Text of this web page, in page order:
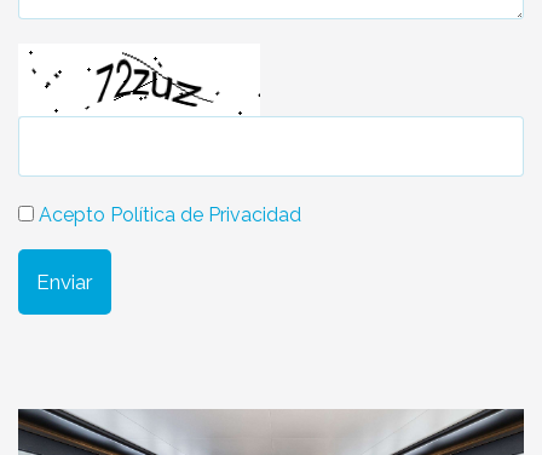
Acepto Política de Privacidad